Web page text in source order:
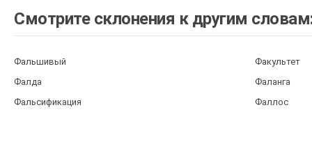
Смотрите склонения к другим
Фальшивый
Факультет
Фалда
Фаланга
Фальсификация
Фаллос